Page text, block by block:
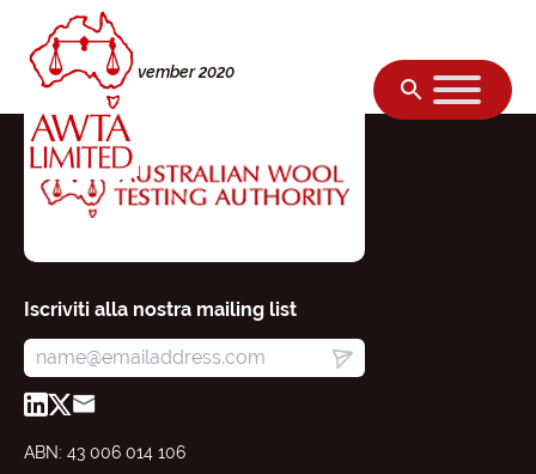
Vai al contenuto
Monday, 02 November 2020
Iscriviti alla nostra mailing list
ABN: 43 006 014 106